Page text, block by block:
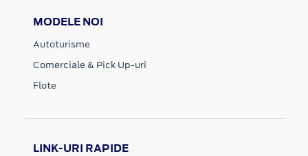
MODELE NOI
Autoturisme
Comerciale & Pick Up-uri
Flote
LINK-URI RAPIDE